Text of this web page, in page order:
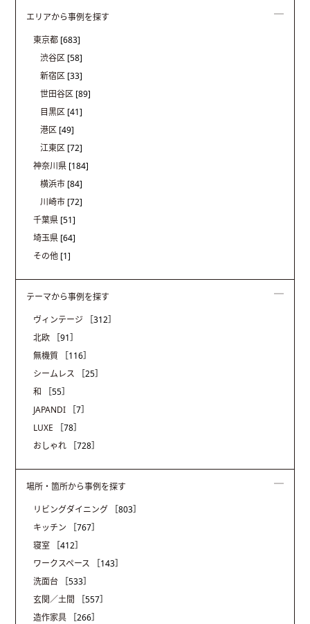
エリアから事例を探す
東京都 [683]
渋谷区 [58]
新宿区 [33]
世田谷区 [89]
目黒区 [41]
港区 [49]
江東区 [72]
神奈川県 [184]
横浜市 [84]
川崎市 [72]
千葉県 [51]
埼玉県 [64]
その他 [1]
テーマから事例を探す
ヴィンテージ
［312］
北欧
［91］
無機質
［116］
シームレス
［25］
和
［55］
JAPANDI
［7］
LUXE
［78］
おしゃれ
［728］
場所・箇所から事例を探す
リビングダイニング
［803］
キッチン
［767］
寝室
［412］
ワークスペース
［143］
洗面台
［533］
玄関／土間
［557］
造作家具
［266］